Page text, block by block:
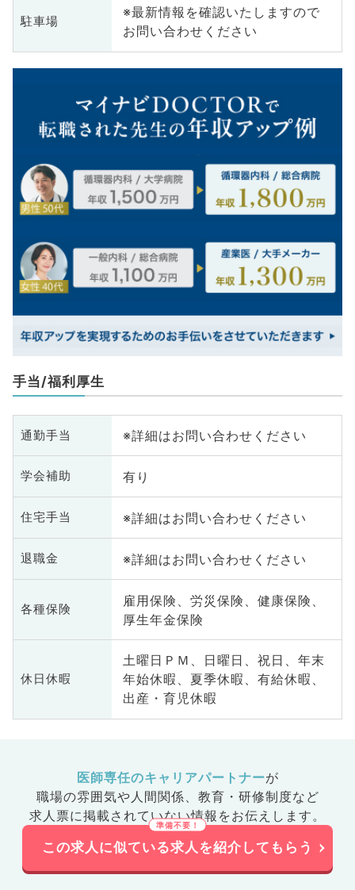
駐車場
※最新情報を確認いたしますので
お問い合わせください
手当/福利厚生
通勤手当 ※詳細はお問い合わせください
学会補助 有り
住宅手当 ※詳細はお問い合わせください
退職金 ※詳細はお問い合わせください
各種保険
雇用保険、労災保険、健康保険、
厚生年金保険
休日休暇
土曜日ＰＭ、日曜日、祝日、年末
年始休暇、夏季休暇、有給休暇、
出産・育児休暇
医師専任のキャリアパートナーが
職場の雰囲気や人間関係、 教育・研修制度など
求人票に掲載されていない情報をお伝えします。
この求人に似ている求人を紹介してもらう